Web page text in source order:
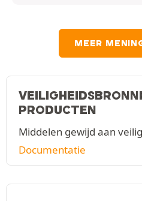
MEER
PRODUCTEN
Middelen gewijd aan
Documentatie